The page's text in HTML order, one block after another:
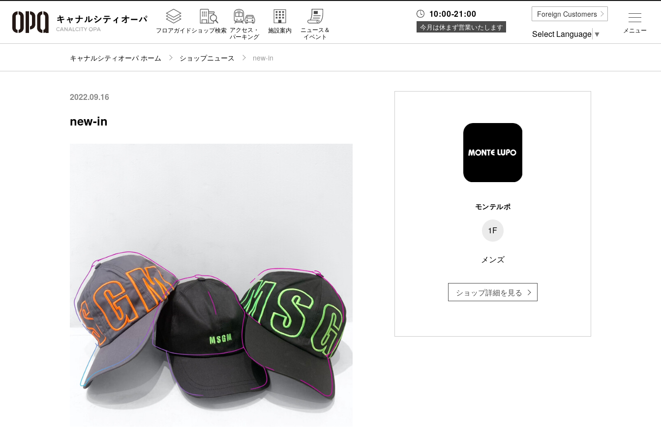
10:00-21:00
今月は休まず営業いたします
フロアガイドショップ検索 アクセス・
パーキング
施設案内
ニュース＆
イベント
キャナルシティオーパ ホーム ショップニュース new-in
2022.09.16
new-in
モンテルポ
1F
メンズ
ショップ詳細を見る
メニュー
Foreign Customers
Select Language ▼